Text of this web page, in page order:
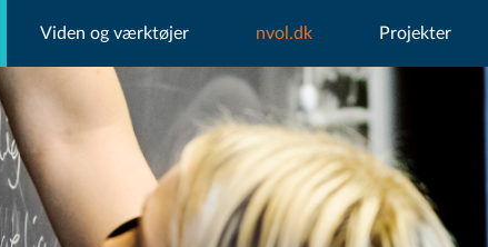
Viden og værktøjer nvol.dk Projekter